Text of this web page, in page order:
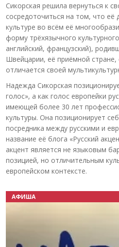
Сикорская решила вернуться к
сосредоточиться на том, что её
культуре во всём её
форму трёхязычного
английский, французский),
Швейцарии, её приёмной стране,
отличается своей
Надежда Сикорская
голос», а как голос европейки
имеющей более 30 лет
культуры. Она позиционирует
посредника между русскими и
название её блога «Русский
акцент является не языковым
позицией, но отличительным
европейском контексте.
АФИША